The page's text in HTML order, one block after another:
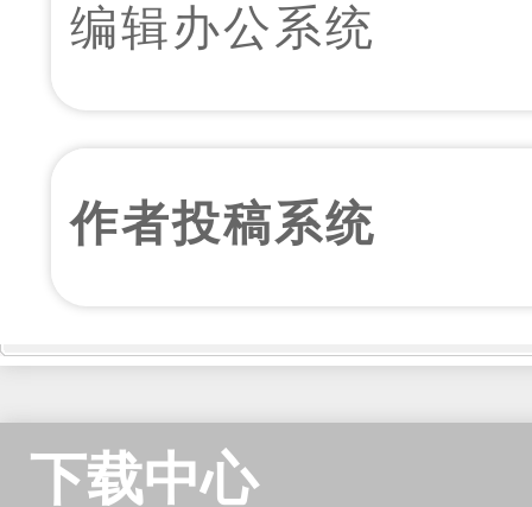
编辑办公系统
作者投稿系统
下载中心